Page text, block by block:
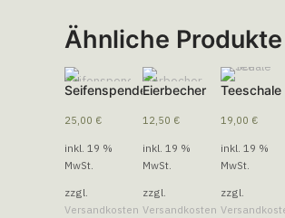
Ähnliche Produkte
Seifenspender
25,00 €
inkl. 19 %
MwSt.
zzgl.
Versandkosten
Eierbecher
12,50 €
inkl. 19 %
MwSt.
zzgl.
Versandkosten
Teeschale
19,00 €
inkl. 19 %
MwSt.
zzgl.